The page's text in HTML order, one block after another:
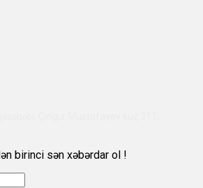
birinci sən xəbərdar ol !